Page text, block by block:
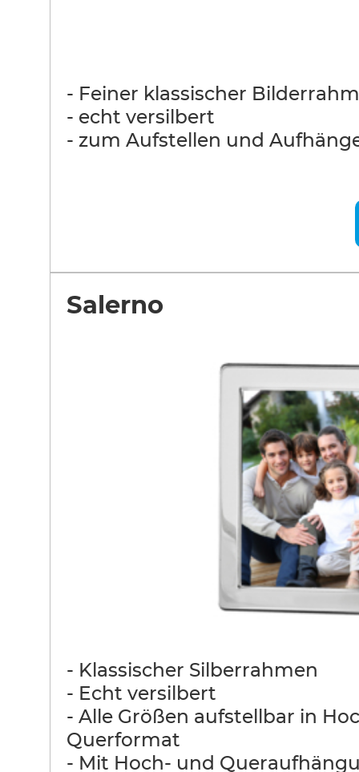
- Feiner klassischer
- echt versilbert
- zum Aufstellen und
Salerno
- Klassischer Silberrahmen
- Echt versilbert
- Alle Größen aufstellbar in
Querformat
- Mit Hoch- und